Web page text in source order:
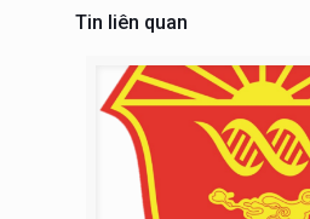
Tin liên quan